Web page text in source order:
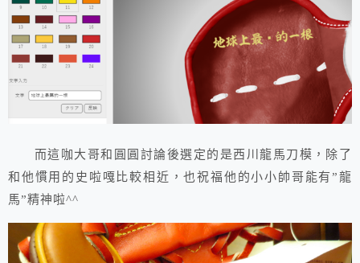
而這咖大哥和圓圓討論後選定的是西川龍馬刀模，除了
和他慣用的史啦嘎比較相近，也祝福他的小小帥哥能有”龍
馬”精神啦^^